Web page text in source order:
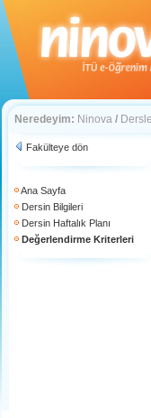
Neredeyim: Ninova /
Fakülteye dön
Ana Sayfa
Dersin Bilgileri
Dersin Haftalık Planı
Değerlendirme Kriterleri